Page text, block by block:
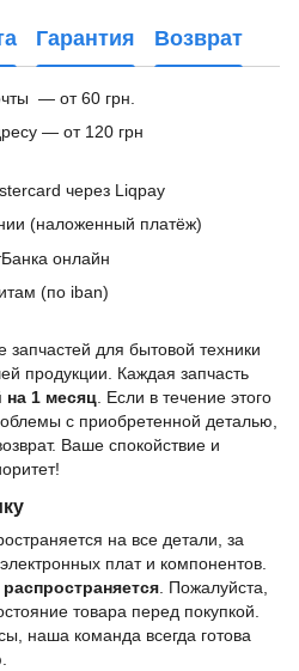
Гарантия Возврат
— от 60 грн.
— от 120 грн
через Liqpay
(наложенный платёж)
онлайн
(по iban)
для бытовой техники
продукции. Каждая запчасть
на 1 месяц. Если в течение этого
с приобретенной деталью,
Ваше спокойствие и
на все детали, за
плат и компонентов.
распространяется . Пожалуйста,
товара перед покупкой.
наша команда всегда готова